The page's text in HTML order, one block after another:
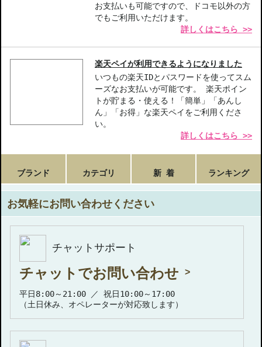
お支払いも可能ですので、ドコモ以外の方
でもご利用いただけます。
詳しくはこちら >>
楽天ペイが利用できるようになりました
いつもの楽天IDとパスワードを使ってスム
ーズなお支払いが可能です。 楽天ポイン
トが貯まる・使える！「簡単」「あんし
ん」「お得」な楽天ペイをご利用くださ
い。
詳しくはこちら >>
ブランド カテゴリ 新 着 ランキング
お気軽にお問い合わせください
チャットサポート
チャットでお問い合わせ
平日8:00～21:00 ／ 祝日10:00～17:00
（土日休み、オペレーターが対応致します）